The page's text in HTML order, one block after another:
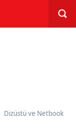
Dizüstü ve Netbook